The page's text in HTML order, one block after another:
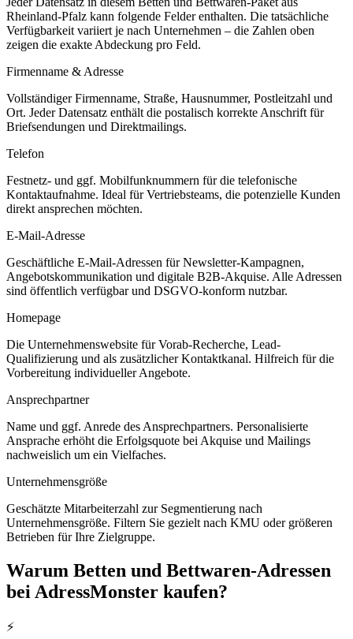
Rheinland-Pfalz kann folgende Felder enthalten. Die tatsächliche
Verfügbarkeit variiert je nach Unternehmen – die Zahlen oben
zeigen die exakte Abdeckung pro Feld.
Firmenname & Adresse
Vollständiger Firmenname, Straße, Hausnummer, Postleitzahl und
Ort. Jeder Datensatz enthält die postalisch korrekte Anschrift für
Briefsendungen und Direktmailings.
Telefon
Festnetz- und ggf. Mobilfunknummern für die telefonische
Kontaktaufnahme. Ideal für Vertriebsteams, die potenzielle Kunden
direkt ansprechen möchten.
E-Mail-Adresse
Geschäftliche E-Mail-Adressen für Newsletter-Kampagnen,
Angebotskommunikation und digitale B2B-Akquise. Alle Adressen
sind öffentlich verfügbar und DSGVO-konform nutzbar.
Homepage
Die Unternehmenswebsite für Vorab-Recherche, Lead-
Qualifizierung und als zusätzlicher Kontaktkanal. Hilfreich für die
Vorbereitung individueller Angebote.
Ansprechpartner
Name und ggf. Anrede des Ansprechpartners. Personalisierte
Ansprache erhöht die Erfolgsquote bei Akquise und Mailings
nachweislich um ein Vielfaches.
Unternehmensgröße
Geschätzte Mitarbeiterzahl zur Segmentierung nach
Unternehmensgröße. Filtern Sie gezielt nach KMU oder größeren
Betrieben für Ihre Zielgruppe.
Warum Betten und Bettwaren-Adressen
bei AdressMonster kaufen?
⚡